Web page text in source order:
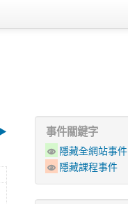
事件關鍵字
隱藏全網站事件
隱藏課程事件